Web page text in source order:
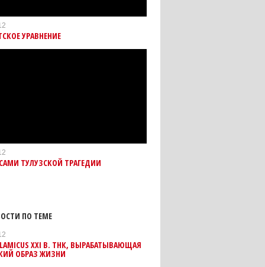
УРАВНЕНИЕ
ТУЛУЗСКОЙ ТРАГЕДИИ
ПО ТЕМЕ
XXI В. ТНК, ВЫРАБАТЫВАЮЩАЯ
ОБРАЗ ЖИЗНИ